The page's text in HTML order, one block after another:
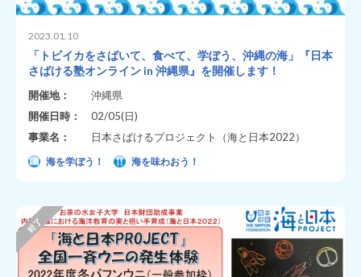
2023.01.10
「トビイカをさばいて、食べて、学ぼう、沖縄の海」『日本
さばける塾オンライン in 沖縄県』を開催します！
開催地：
沖縄県
開催日時：
02/05(日)
事業名：
日本さばけるプロジェクト（海と日本2022）
海を学ぼう！ 海を味わおう！